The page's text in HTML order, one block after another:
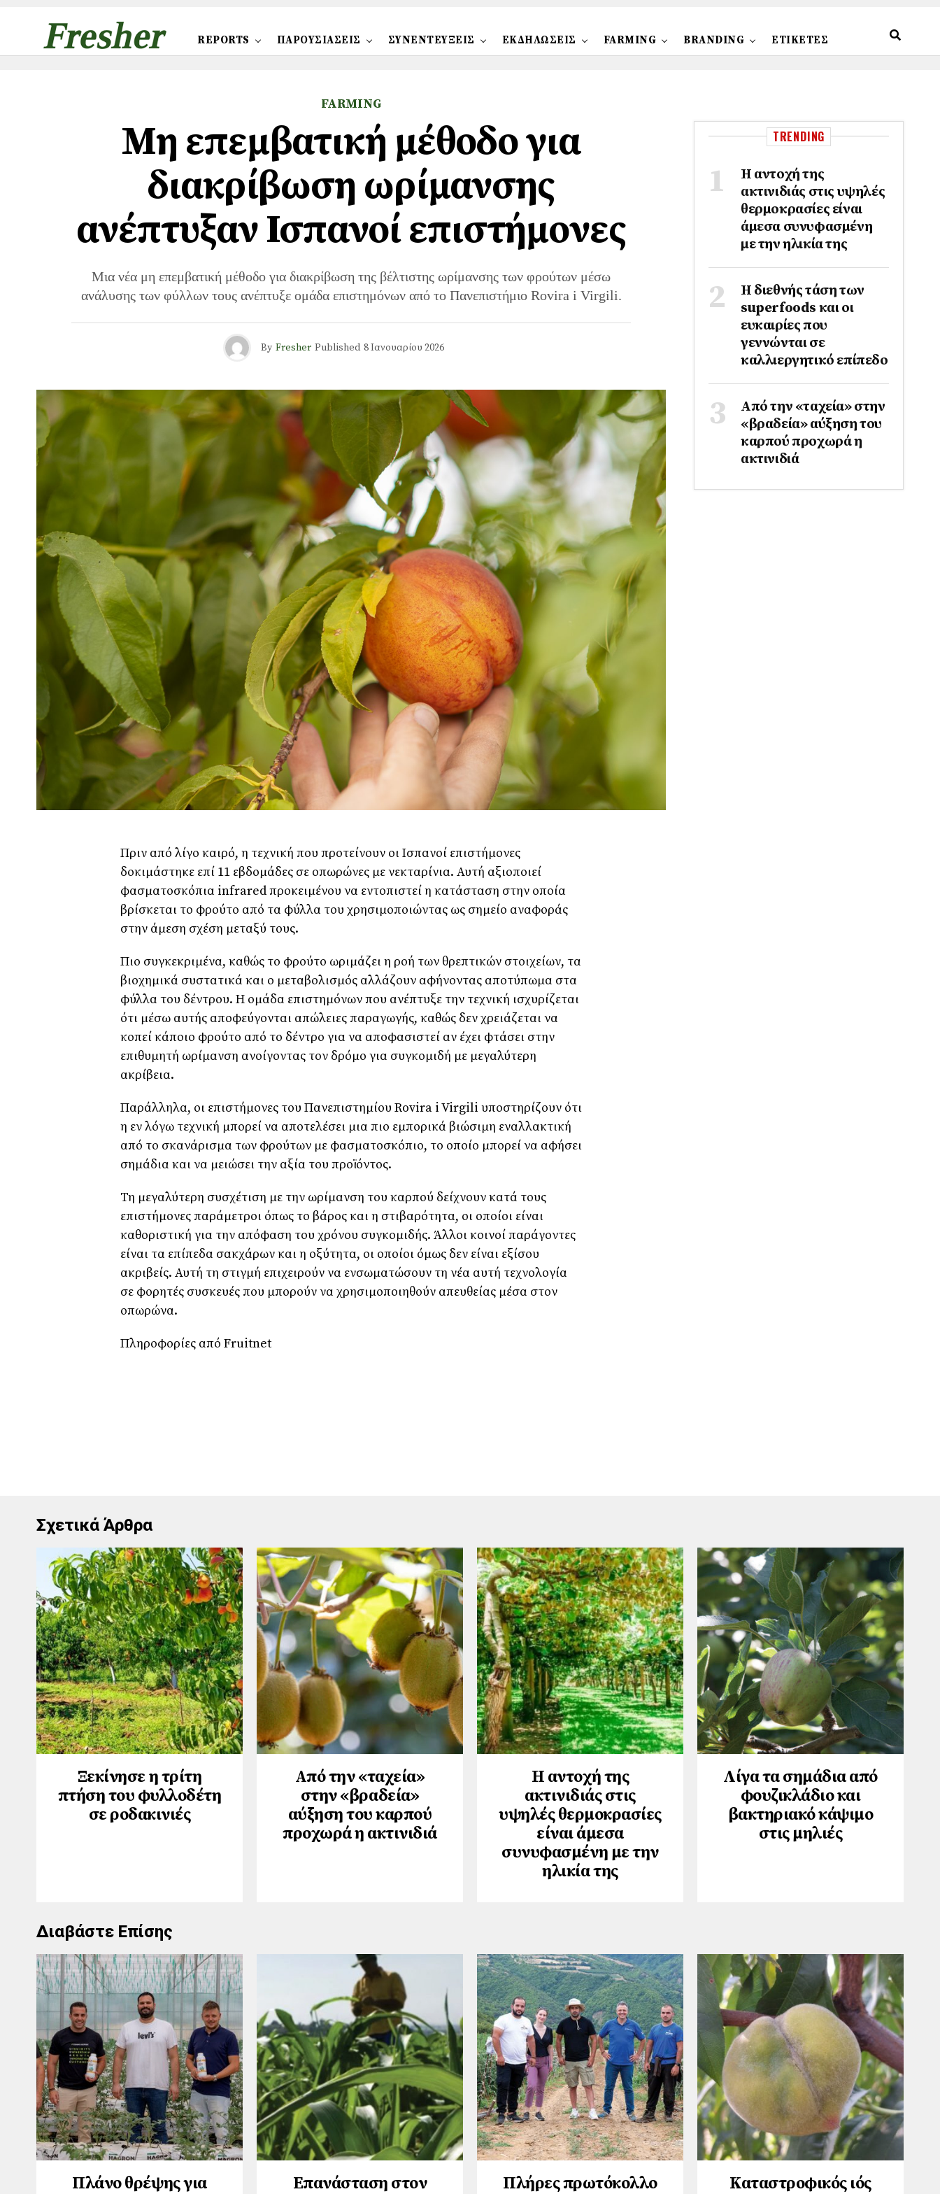
REPORTS ΠΑΡΟΥΣΙΑΣΕΙΣ ΣΥΝΕΝΤΕΥΞΕΙΣ ΕΚΔΗΛΩΣΕΙΣ FARMING BRANDING ΕΤΙΚΕΤΕΣ
FARMING
Μη επεμβατική μέθοδο για
διακρίβωση ωρίμανσης
ανέπτυξαν Ισπανοί επιστήμονες
Μια νέα μη επεμβατική μέθοδο για διακρίβωση της βέλτιστης ωρίμανσης των φρούτων μέσω
ανάλυσης των φύλλων τους ανέπτυξε ομάδα επιστημόνων από το Πανεπιστήμιο Rovira i Virgili.
By Fresher Published 8 Ιανουαρίου 2026
Πριν από λίγο καιρό, η τεχνική που προτείνουν οι Ισπανοί επιστήμονες
δοκιμάστηκε επί 11 εβδομάδες σε οπωρώνες με νεκταρίνια. Αυτή αξιοποιεί
φασματοσκόπια infrared προκειμένου να εντοπιστεί η κατάσταση στην οποία
βρίσκεται το φρούτο από τα φύλλα του χρησιμοποιώντας ως σημείο αναφοράς
στην άμεση σχέση μεταξύ τους.
Πιο συγκεκριμένα, καθώς το φρούτο ωριμάζει η ροή των θρεπτικών στοιχείων, τα
βιοχημικά συστατικά και ο μεταβολισμός αλλάζουν αφήνοντας αποτύπωμα στα
φύλλα του δέντρου. Η ομάδα επιστημόνων που ανέπτυξε την τεχνική ισχυρίζεται
ότι μέσω αυτής αποφεύγονται απώλειες παραγωγής, καθώς δεν χρειάζεται να
κοπεί κάποιο φρούτο από το δέντρο για να αποφασιστεί αν έχει φτάσει στην
επιθυμητή ωρίμανση ανοίγοντας τον δρόμο για συγκομιδή με μεγαλύτερη
ακρίβεια.
Παράλληλα, οι επιστήμονες του Πανεπιστημίου Rovira i Virgili υποστηρίζουν ότι
η εν λόγω τεχνική μπορεί να αποτελέσει μια πιο εμπορικά βιώσιμη εναλλακτική
από το σκανάρισμα των φρούτων με φασματοσκόπιο, το οποίο μπορεί να αφήσει
σημάδια και να μειώσει την αξία του προϊόντος.
Τη μεγαλύτερη συσχέτιση με την ωρίμανση του καρπού δείχνουν κατά τους
επιστήμονες παράμετροι όπως το βάρος και η στιβαρότητα, οι οποίοι είναι
καθοριστική για την απόφαση του χρόνου συγκομιδής. Άλλοι κοινοί παράγοντες
είναι τα επίπεδα σακχάρων και η οξύτητα, οι οποίοι όμως δεν είναι εξίσου
ακριβείς. Αυτή τη στιγμή επιχειρούν να ενσωματώσουν τη νέα αυτή τεχνολογία
σε φορητές συσκευές που μπορούν να χρησιμοποιηθούν απευθείας μέσα στον
οπωρώνα.
Πληροφορίες από Fruitnet
TRENDING
Η αντοχή της
ακτινιδιάς στις υψηλές
θερμοκρασίες είναι
άμεσα συνυφασμένη
με την ηλικία της
Η διεθνής τάση των
superfoods και οι
ευκαιρίες που
γεννώνται σε
καλλιεργητικό επίπεδο
Από την «ταχεία» στην
«βραδεία» αύξηση του
καρπού προχωρά η
ακτινιδιά
Σχετικά Άρθρα
Ξεκίνησε η τρίτη
πτήση του φυλλοδέτη
σε ροδακινιές
Από την «ταχεία»
στην «βραδεία»
αύξηση του καρπού
προχωρά η ακτινιδιά
Η αντοχή της
ακτινιδιάς στις
υψηλές θερμοκρασίες
είναι άμεσα
συνυφασμένη με την
ηλικία της
Λίγα τα σημάδια από
φουζικλάδιο και
βακτηριακό κάψιμο
στις μηλιές
Διαβάστε Επίσης
Πλάνο θρέψης για
Επανάσταση στον
Πλήρες πρωτόκολλο
Καταστροφικός ιός